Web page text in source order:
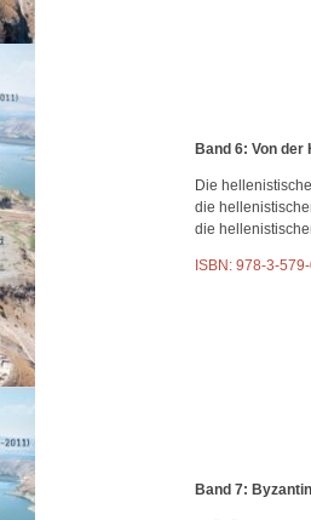
Band 6: Von
Die
die
die
ISBN: 978-3-
Band 7: